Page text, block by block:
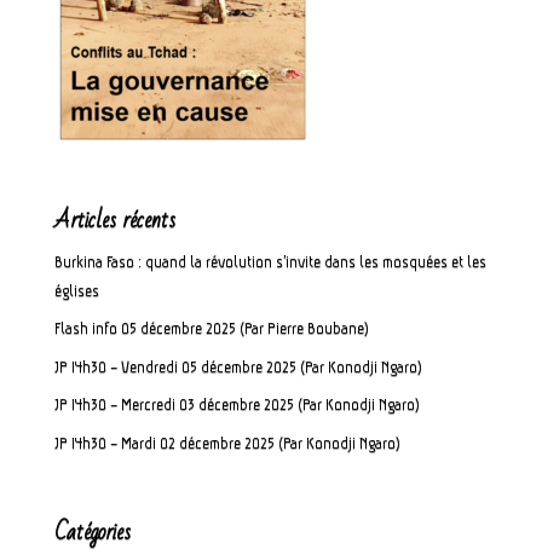
Articles récents
Burkina Faso : quand la révolution s’invite dans les mosquées et les
églises
Flash info 05 décembre 2025 (Par Pierre Boubane)
JP 14h30 – Vendredi 05 décembre 2025 (Par Konodji Ngaro)
JP 14h30 – Mercredi 03 décembre 2025 (Par Konodji Ngaro)
JP 14h30 – Mardi 02 décembre 2025 (Par Konodji Ngaro)
Catégories